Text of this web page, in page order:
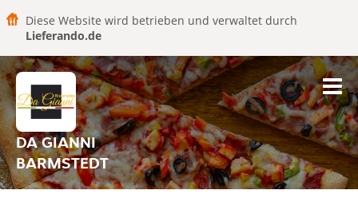
Diese Website wird betrieben und verwaltet durch
Lieferando.de
DA GIANNI
BARMSTEDT